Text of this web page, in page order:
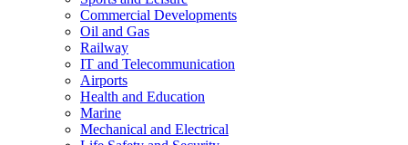
Commercial Developments
Oil and Gas
Railway
IT and Telecommunication
Airports
Health and Education
Marine
Mechanical and Electrical